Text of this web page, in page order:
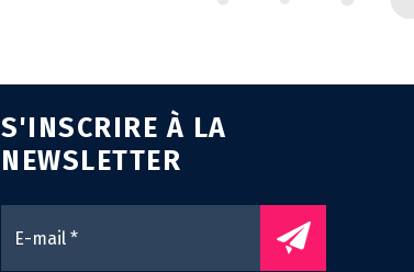
S'INSCRIRE À LA
NEWSLETTER